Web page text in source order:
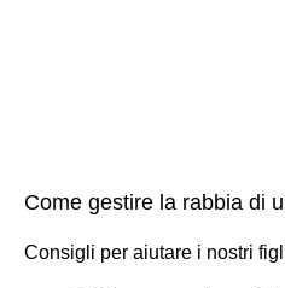
Come gestire la rabbia di
Consigli per aiutare i nostri